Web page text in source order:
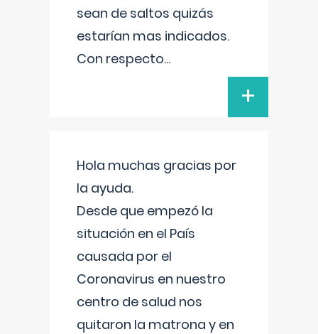
sean de saltos quizás
estarían mas indicados.
Con respecto...
+
Hola muchas gracias por
la ayuda.
Desde que empezó la
situación en el País
causada por el
Coronavirus en nuestro
centro de salud nos
quitaron la matrona y en